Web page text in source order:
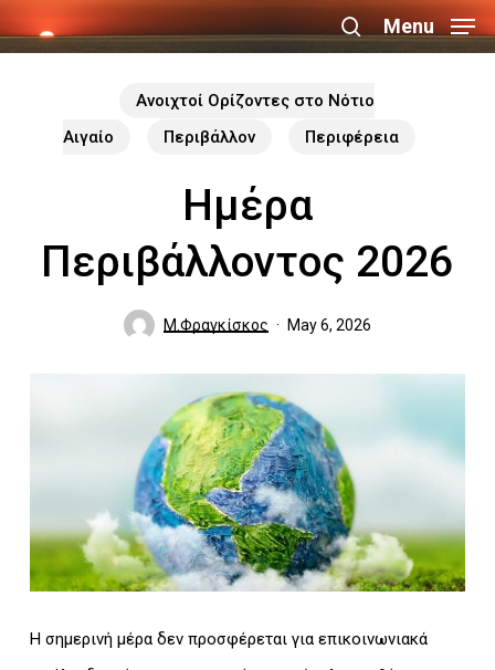
to
search
Menu
Ανοιχτοί Ορίζοντες στο Νότιο
Αιγαίο
Περιβάλλον Περιφέρεια
Ημέρα
Περιβάλλοντος 2026
Μ.Φραγκίσκος May 6, 2026
Η σημερινή μέρα δεν προσφέρεται για επικοινωνιακά